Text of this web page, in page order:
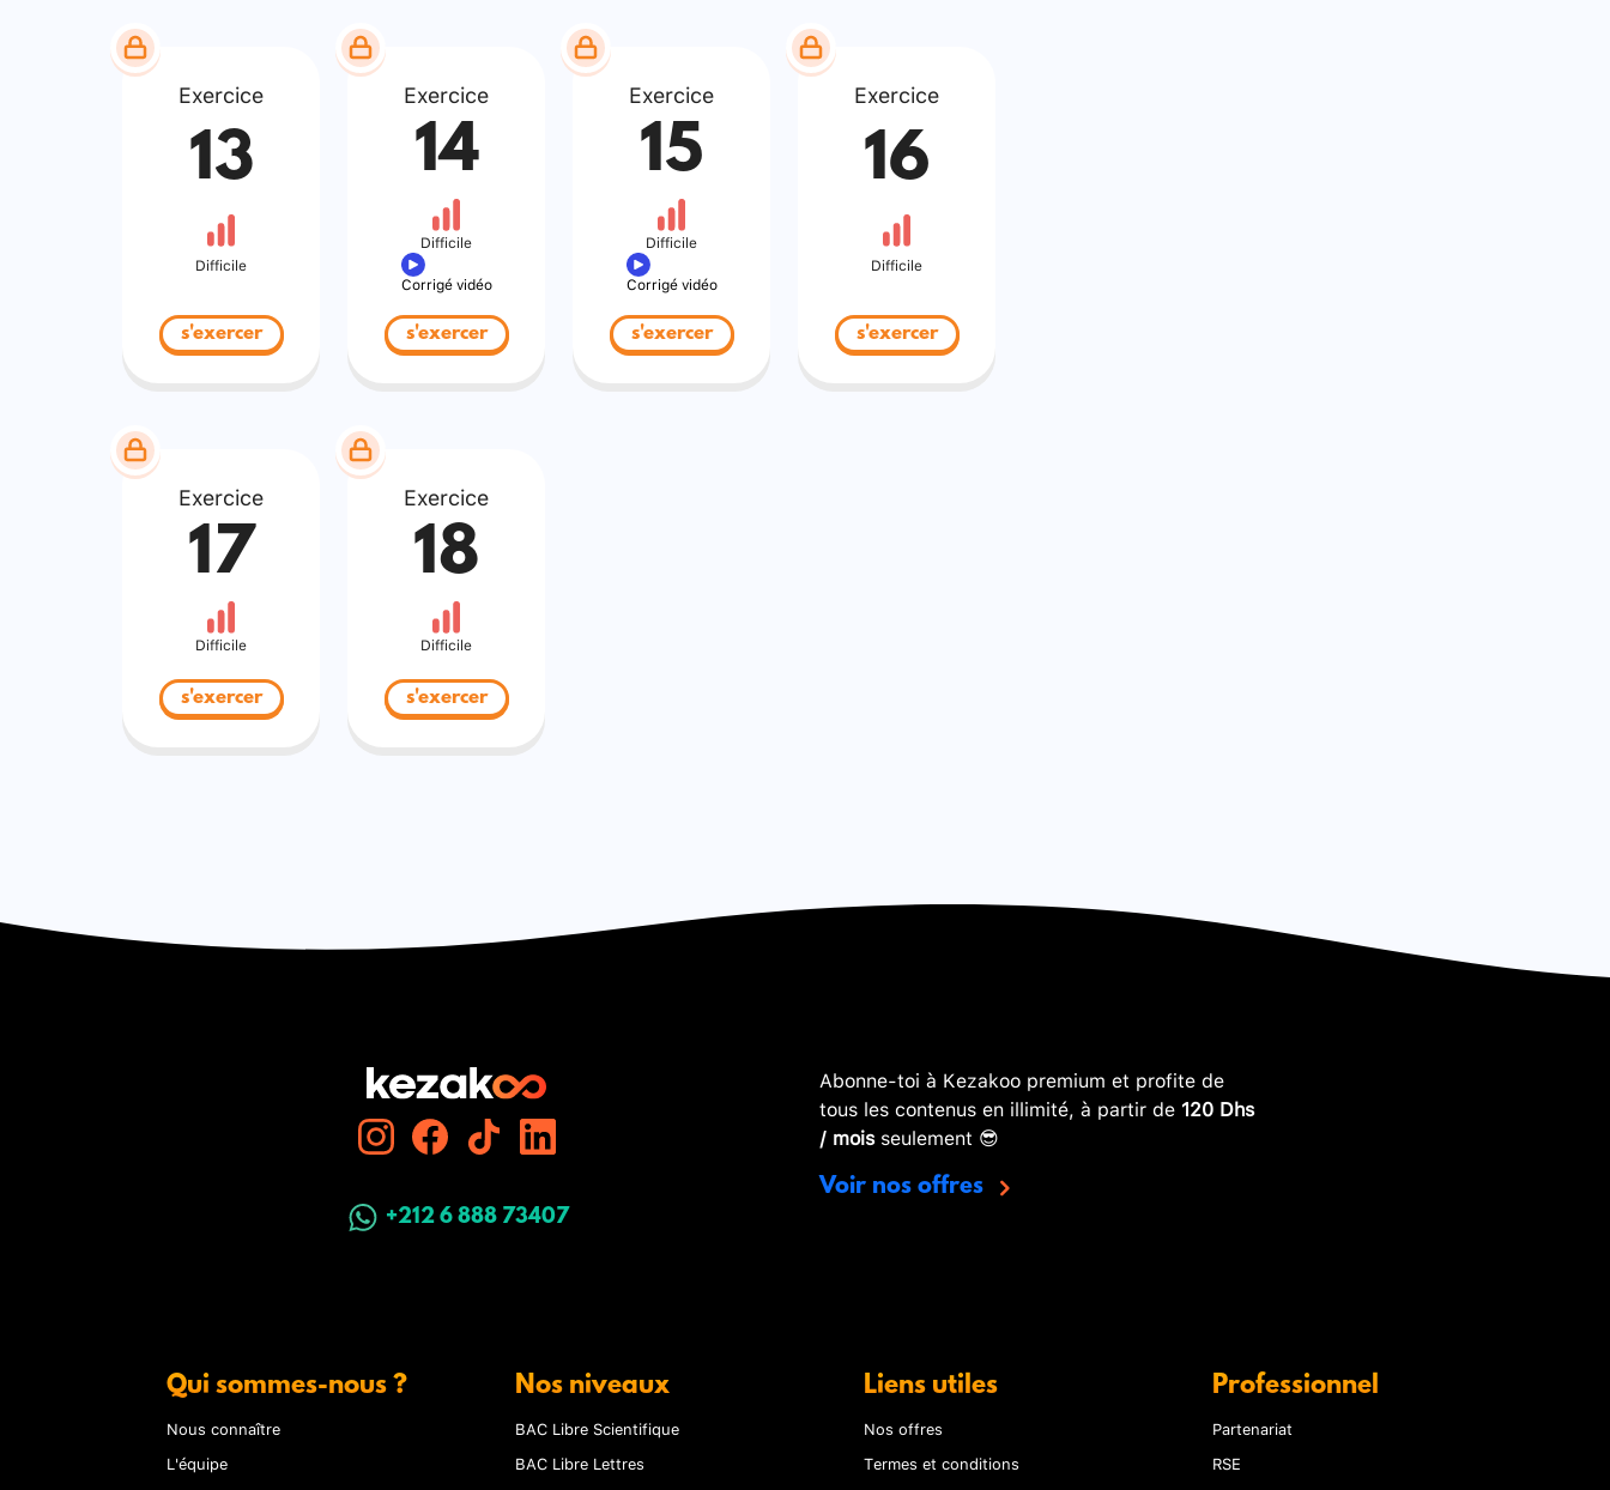
Exercice
13
Difficile
s'exercer
Exercice
14
Difficile
Corrigé vidéo
s'exercer
Exercice
15
Difficile
Corrigé vidéo
s'exercer
Exercice
16
Difficile
s'exercer
Exercice
17
Difficile
s'exercer
Exercice
18
Difficile
s'exercer
+212 6 888 73407
Abonne-toi à Kezakoo premium et profite de
tous les contenus en illimité, à partir de 120 Dhs
/ moisseulement 😎
Voir nos offres
Qui sommes-nous ?
Nous connaître
L'équipe
Nos niveaux
BAC Libre Scientifique
BAC Libre Lettres
Liens utiles
Nos offres
Termes et conditions
Professionnel
Partenariat
RSE